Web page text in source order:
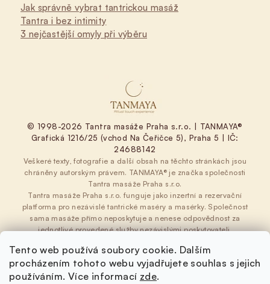
Tento web používá soubory cookie. Dalším
procházením tohoto webu vyjadřujete souhlas s jejich
používáním. Více informací zde.
Jak správně vybrat tantrickou masáž
Tantra i bez intimity
3 nejčastější omyly při výběru
© 1998-2026 Tantra masáže Praha s.r.o. | TANMAYA®
Grafická 1216/25 (vchod Na Čeřičce 5), Praha 5 | IČ:
24688142
Veškeré texty, fotografie a další obsah na těchto stránkách jsou
chráněny autorským právem. TANMAYA® je značka společnosti
Tantra masáže Praha s.r.o.
Tantra masáže Praha s.r.o. funguje jako inzertní a rezervační
platforma pro nezávislé tantrické maséry a masérky. Společnost
sama masáže přímo neposkytuje a nenese odpovědnost za
jednotlivé provedené služby nezávislými poskytovateli.
Cookies